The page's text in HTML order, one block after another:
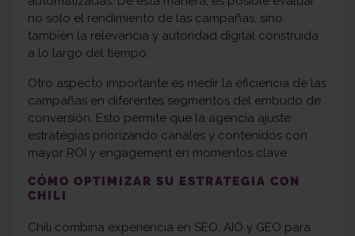
no solo el rendimiento de las campañas, sino
también la relevancia y autoridad digital construida
a lo largo del tiempo.
Otro aspecto importante es medir la eficiencia de las
campañas en diferentes segmentos del embudo de
conversión. Esto permite que la agencia ajuste
estrategias priorizando canales y contenidos con
mayor ROI y engagement en momentos clave.
CÓMO OPTIMIZAR SU ESTRATEGIA CON
CHILI
Chili combina experiencia en SEO, AIO y GEO para